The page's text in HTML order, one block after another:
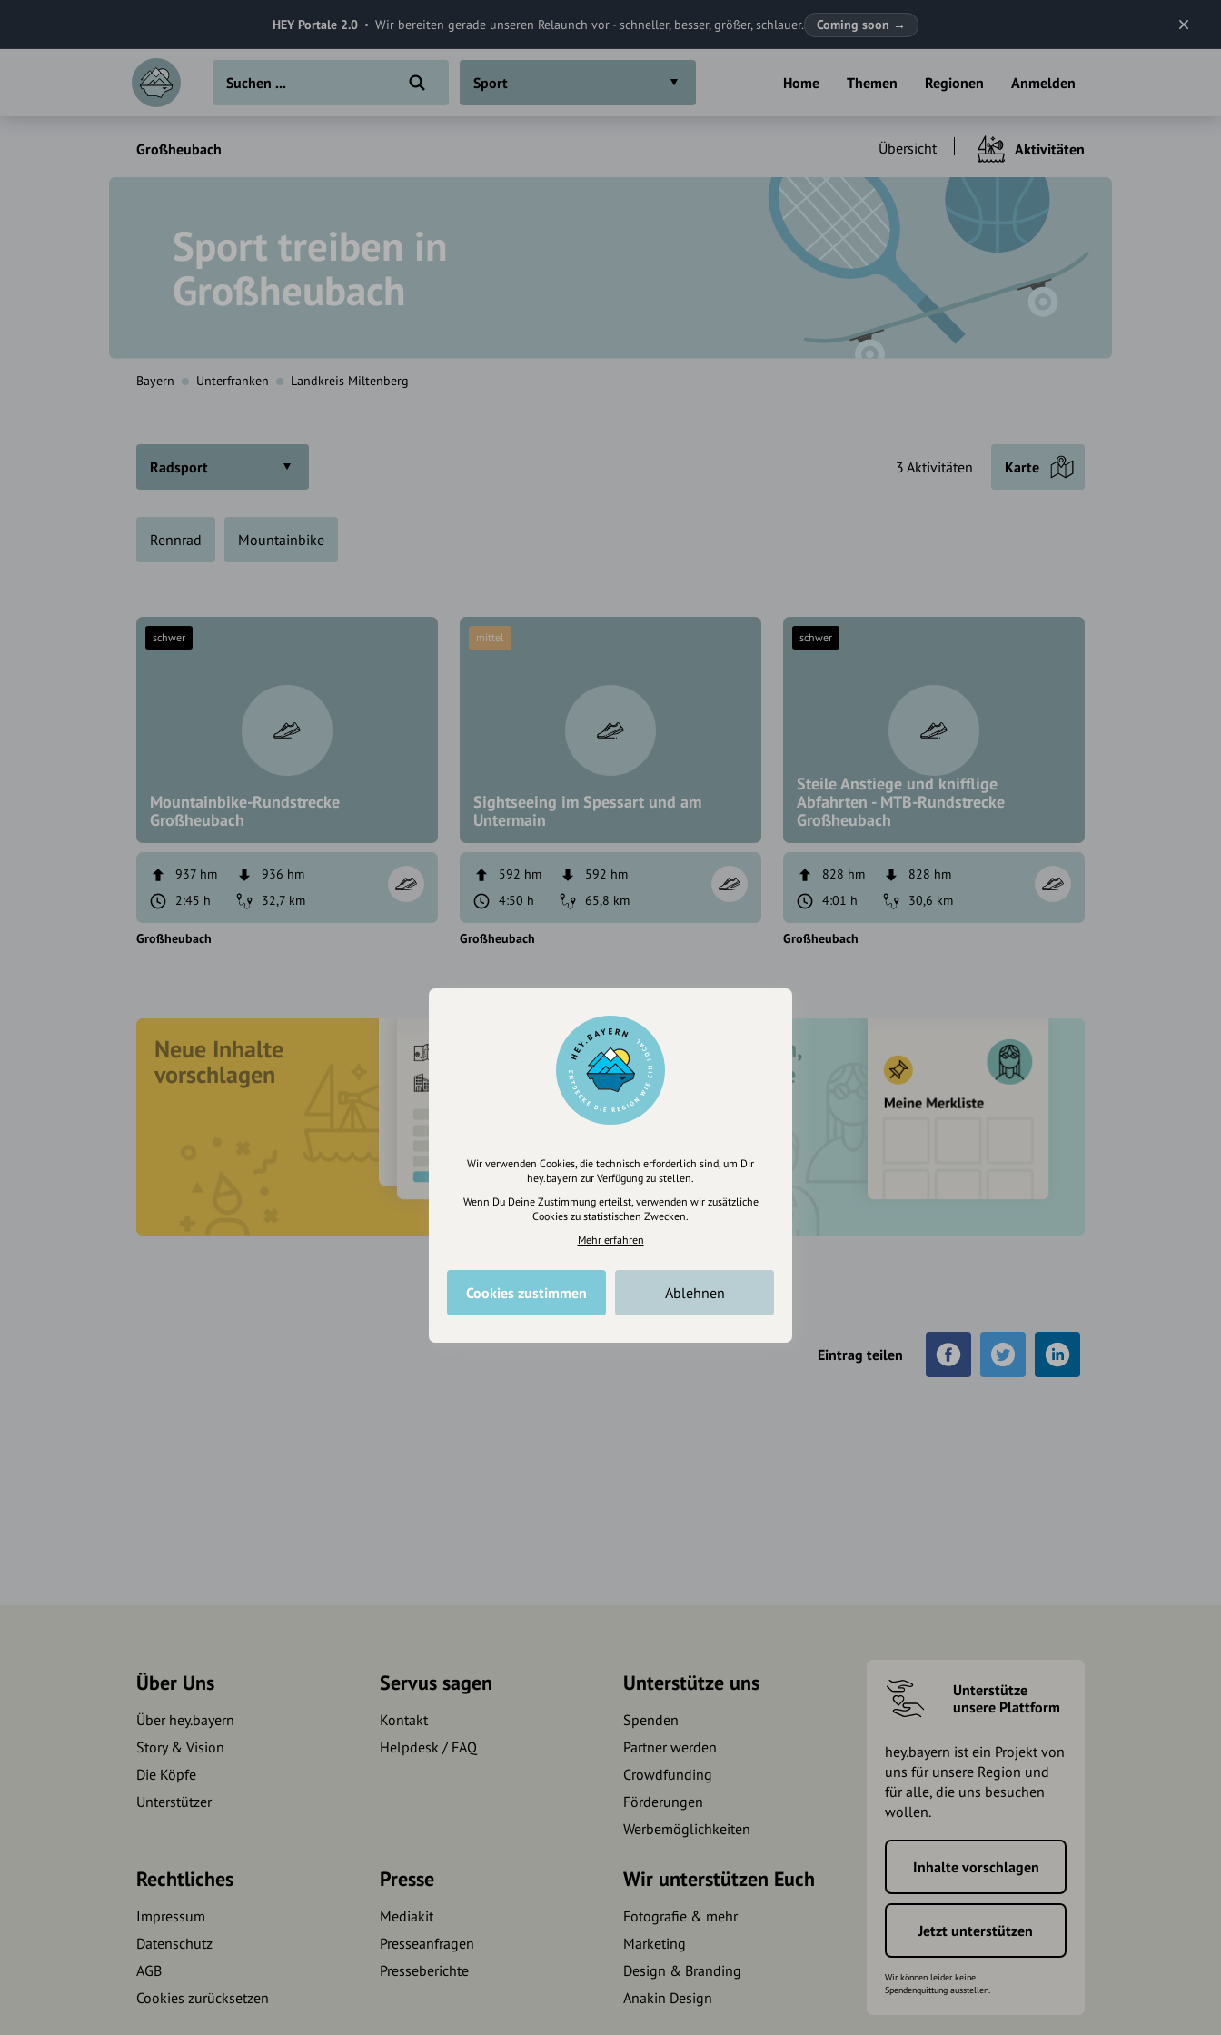
HEY Portale 2.0 Wir bereiten gerade unseren Relaunch vor - schneller, besser, größer, schlauer. Coming soon →
Home Themen Regionen Anmelden
Sport
Großheubach Übersicht Aktivitäten
Sport treiben in
Großheubach
Bayern Unterfranken Landkreis Miltenberg
Radsport
Rennrad Mountainbike
3 Aktivitäten Karte
Mountainbike-Rundstrecke
Großheubach
schwer
937 hm
936 hm
2:45 h
32,7 km
Großheubach
Sightseeing im Spessart und am
Untermain
mittel
592 hm
592 hm
4:50 h
65,8 km
Großheubach
Steile Anstiege und knifflige
Abfahrten - MTB-Rundstrecke
Großheubach
schwer
828 hm
828 hm
4:01 h
30,6 km
Großheubach
Neue Inhalte
vorschlagen
Registriere dich,
um dir Einträge
zu merken
Eintrag teilen
Über Uns
Über hey.bayern
Story & Vision
Die Köpfe
Unterstützer
Servus sagen
Kontakt
Helpdesk / FAQ
Unterstütze uns
Spenden
Partner werden
Crowdfunding
Förderungen
Werbemöglichkeiten
Rechtliches
Impressum
Datenschutz
AGB
Cookies zurücksetzen
Presse
Mediakit
Presseanfragen
Presseberichte
Wir unterstützen Euch
Fotografie & mehr
Marketing
Design & Branding
Anakin Design
Unterstütze
unsere Plattform
hey.bayern ist ein Projekt von
uns für unsere Region und
für alle, die uns besuchen
wollen.
Inhalte vorschlagen
Jetzt unterstützen
Wir können leider keine
Spendenquittung ausstellen.
Wir verwenden Cookies, die technisch erforderlich sind, um Dir
hey.bayern zur Verfügung zu stellen.
Wenn Du Deine Zustimmung erteilst, verwenden wir zusätzliche
Cookies zu statistischen Zwecken.
Mehr erfahren
Cookies zustimmen Ablehnen